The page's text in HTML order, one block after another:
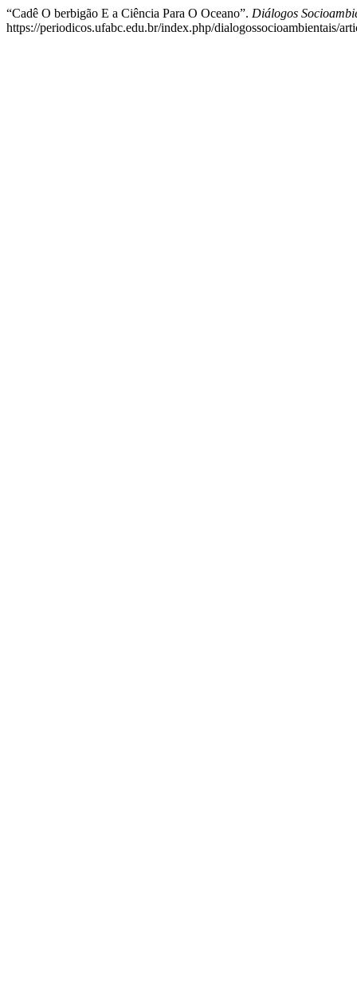
“Cadê O berbigão E a Ciência Para O Oceano”. Diálogos
https://periodicos.ufabc.edu.br/index.php/dialogossocioambientais/